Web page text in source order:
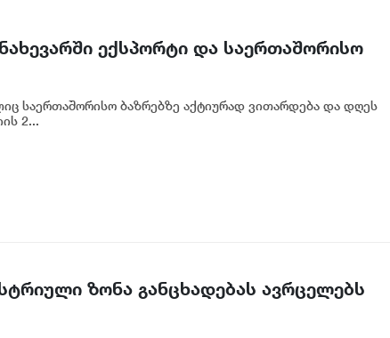
ექსპორტი და საერთაშორისო
საერთაშორისო ბაზრებზე აქტიურად ვითარდება და დღეს
2...
ზონა განცხადებას ავრცელებს